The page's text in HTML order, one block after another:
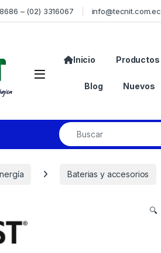
– (02) 3316067 info@tecnit.com.ec
Inicio Productos
Blog Nuevos
Baterias y accesorios
🔍